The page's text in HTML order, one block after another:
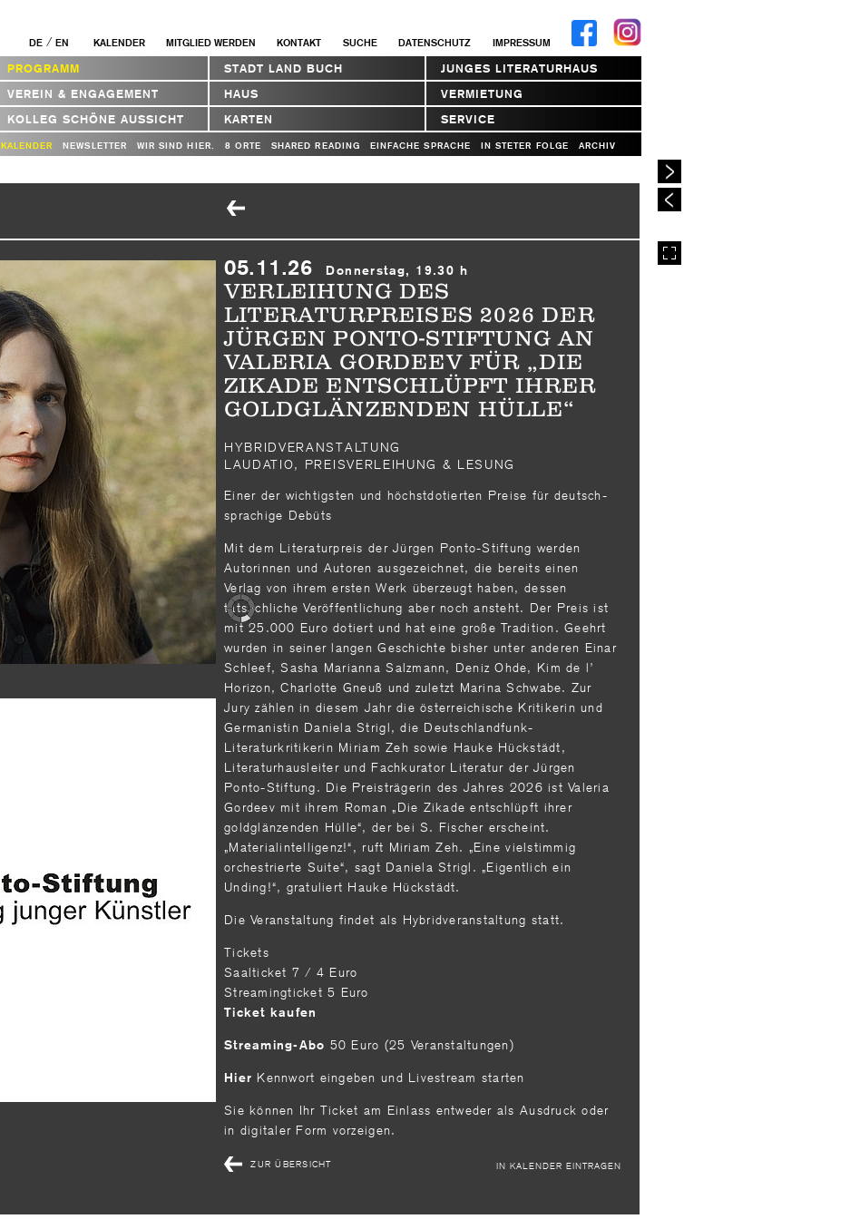
DE /EN KALENDER MITGLIED WERDEN KONTAKT SUCHE DATENSCHUTZ IMPRESSUM
PROGRAMM STADT LAND BUCH
JUNGES LITERATURHAUS
VEREIN & ENGAGEMENT
HAUS
VERMIETUNG
KOLLEG SCHÖNE AUSSICHT
KARTEN SERVICE
KALENDER NEWSLETTER WIR SIND HIER. 8 ORTE SHARED READING EINFACHE SPRACHE IN STETER FOLGE ARCHIV
05.11.26 Donnerstag, 19.30 h
VERLEIHUNG DES
LITERATURPREISES 2026 DER
JÜRGEN PONTO-STIFTUNG AN
VALERIA GORDEEV FÜR „DIE
ZIKADE ENTSCHLÜPFT IHRER
GOLDGLÄNZENDEN HÜLLE“
HYBRIDVERANSTALTUNG
LAUDATIO, PREISVERLEIHUNG & LESUNG
Einer der wichtigsten und höchstdotierten Preise für deutsch­
sprachige Debüts
Mit dem Literaturpreis der Jürgen Ponto-Stiftung werden
Autorinnen und Autoren ausgezeichnet, die bereits einen
Verlag von ihrem ersten Werk überzeugt haben, dessen
tatsächliche Veröffentlichung aber noch ansteht. Der Preis ist
mit 25.000 Euro dotiert und hat eine große Tradition. Geehrt
wur­den in seiner langen Geschichte bisher unter anderen Einar
Schleef, Sasha Marianna Salzmann, Deniz Ohde, Kim de l’
Horizon, Charlotte Gneuß und zuletzt Marina Schwabe. Zur
Jury zählen in diesem Jahr die österreichische Kritikerin und
Germanistin Daniela Strigl, die Deutschlandfunk-
Literaturkritikerin Miriam Zeh sowie Hauke Hückstädt,
Literaturhausleiter und Fachkurator Literatur der Jürgen
Ponto-Stiftung. Die Preisträgerin des Jahres 2026 ist Valeria
Gordeev mit ihrem Roman „Die Zikade entschlüpft ihrer
goldglänzenden Hülle“, der bei S. Fischer erscheint.
„Materialintelligenz!“, ruft Miriam Zeh. „Eine vielstimmig
orchestrierte Suite“, sagt Daniela Strigl. „Eigentlich ein
Unding!“, gratuliert Hauke Hückstädt.
Die Veranstaltung findet als Hybridveranstaltung statt.
Tickets
Saalticket 7 / 4 Euro
Streamingticket 5 Euro
Ticket kaufen
Streaming-Abo 50 Euro (25 Veranstaltungen)
Hier Kennwort eingeben und Livestream starten
Sie können Ihr Ticket am Einlass entweder als Ausdruck oder
in digitaler Form vorzeigen.
ZUR ÜBERSICHT IN KALENDER EINTRAGEN